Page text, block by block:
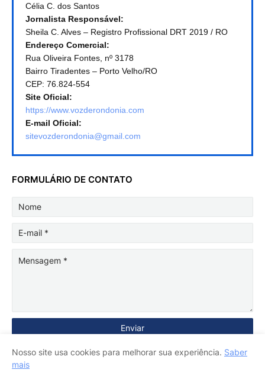
Célia C. dos Santos
Jornalista Responsável:
Sheila C. Alves – Registro Profissional DRT 2019 / RO
Endereço Comercial:
Rua Oliveira Fontes, nº 3178
Bairro Tiradentes – Porto Velho/RO
CEP: 76.824-554
Site Oficial:
https://www.vozderondonia.com
E-mail Oficial:
sitevozderondonia@gmail.com
FORMULÁRIO DE CONTATO
Nosso site usa cookies para melhorar sua experiência. Saber
mais